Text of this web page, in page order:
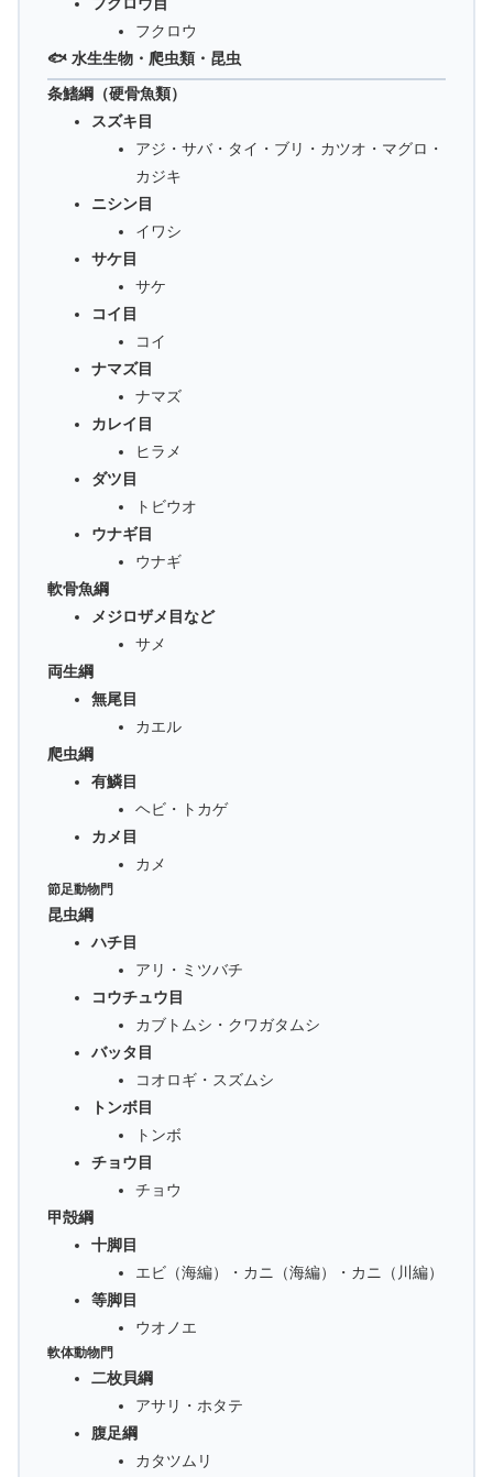
フクロウ
🐟 水生生物・爬虫類・昆虫
条鰭綱（硬骨魚類）
スズキ目
アジ・サバ・タイ・ブリ・カツオ・マグロ・
カジキ
ニシン目
イワシ
サケ目
サケ
コイ目
コイ
ナマズ目
ナマズ
カレイ目
ヒラメ
ダツ目
トビウオ
ウナギ目
ウナギ
軟骨魚綱
メジロザメ目など
サメ
両生綱
無尾目
カエル
爬虫綱
有鱗目
ヘビ・トカゲ
カメ目
カメ
節足動物門
昆虫綱
ハチ目
アリ・ミツバチ
コウチュウ目
カブトムシ・クワガタムシ
バッタ目
コオロギ・スズムシ
トンボ目
トンボ
チョウ目
チョウ
甲殻綱
十脚目
エビ（海編）・カニ（海編）・カニ（川編）
等脚目
ウオノエ
軟体動物門
二枚貝綱
アサリ・ホタテ
腹足綱
カタツムリ